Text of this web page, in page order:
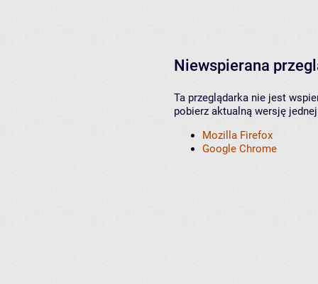
Niewspierana
Ta przeglądarka nie jest
pobierz aktualną wersję
Mozilla Firefox
Google Chrome